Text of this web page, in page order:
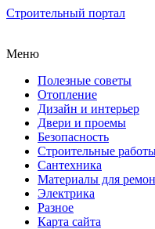
Строительный портал
Меню
Полезные советы
Отопление
Дизайн и интерьер
Двери и проемы
Безопасность
Строительные
Сантехника
Материалы для
Электрика
Разное
Карта сайта